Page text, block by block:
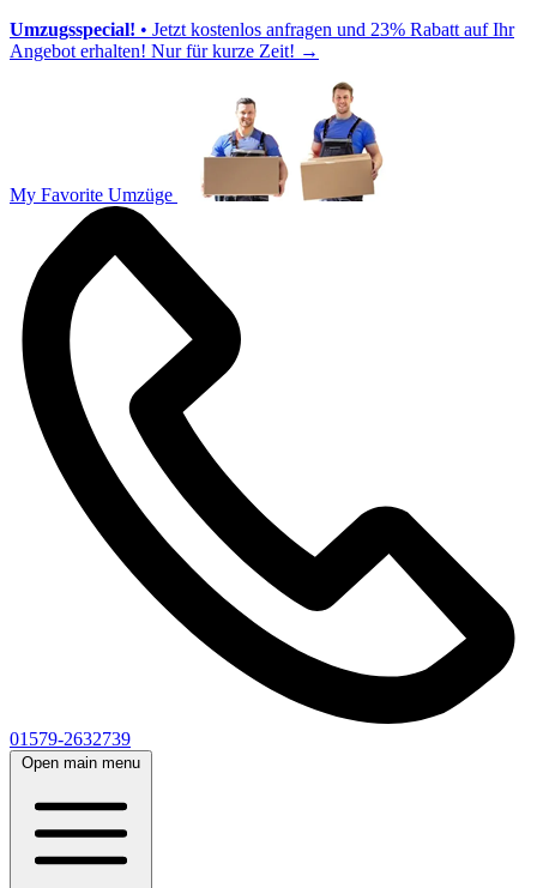
Umzugsspecial! • Jetzt kostenlos anfragen und 23% Rabatt auf Ihr
Angebot erhalten! Nur für kurze Zeit! →
My Favorite Umzüge
01579-2632739
Open main menu